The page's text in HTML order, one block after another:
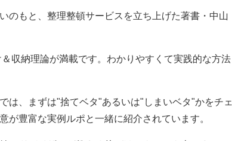
のもと、整理整頓サービスを立ち上げた著書・中山
収納理論が満載です。わかりやすくて実践的な方法
は、まずは"捨てベタ"あるいは"しまいベタ"かをチェ
が豊富な実例ルポと一緒に紹介されています。